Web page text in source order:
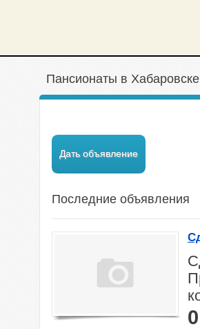
Пансионаты в Хабаровске
Дать объявление
Последние объявления
0